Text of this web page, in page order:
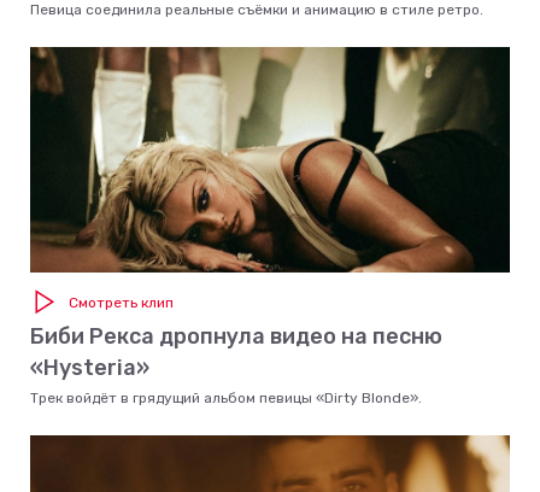
Певица соединила реальные съёмки и анимацию в стиле ретро.
Смотреть клип
Биби Рекса дропнула видео на песню
«Hysteria»
Трек войдёт в грядущий альбом певицы «Dirty Blonde».